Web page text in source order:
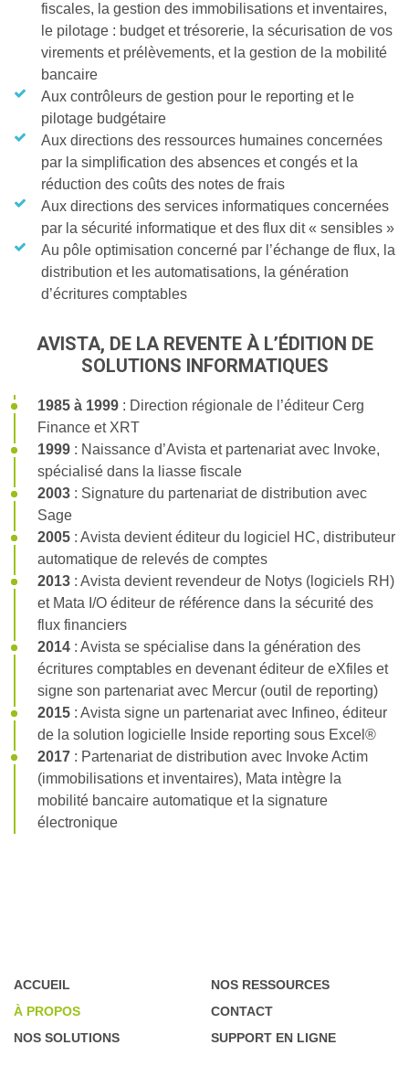
fiscales, la gestion des immobilisations et inventaires,
le pilotage : budget et trésorerie, la sécurisation de vos
virements et prélèvements, et la gestion de la mobilité
bancaire
Aux contrôleurs de gestion pour le reporting et le
pilotage budgétaire
Aux directions des ressources humaines concernées
par la simplification des absences et congés et la
réduction des coûts des notes de frais
Aux directions des services informatiques concernées
par la sécurité informatique et des flux dit « sensibles »
Au pôle optimisation concerné par l’échange de flux, la
distribution et les automatisations, la génération
d’écritures comptables
AVISTA, DE LA REVENTE À L’ÉDITION DE
SOLUTIONS INFORMATIQUES
1985 à 1999 : Direction régionale de l’éditeur Cerg
Finance et XRT
1999 : Naissance d’Avista et partenariat avec Invoke,
spécialisé dans la liasse fiscale
2003 : Signature du partenariat de distribution avec
Sage
2005 : Avista devient éditeur du logiciel HC, distributeur
automatique de relevés de comptes
2013 : Avista devient revendeur de Notys (logiciels RH)
et Mata I/O éditeur de référence dans la sécurité des
flux financiers
2014 : Avista se spécialise dans la génération des
écritures comptables en devenant éditeur de eXfiles et
signe son partenariat avec Mercur (outil de reporting)
2015 : Avista signe un partenariat avec Infineo, éditeur
de la solution logicielle Inside reporting sous Excel®
2017 : Partenariat de distribution avec Invoke Actim
(immobilisations et inventaires), Mata intègre la
mobilité bancaire automatique et la signature
électronique
ACCUEIL
À PROPOS
NOS SOLUTIONS
NOS RESSOURCES
CONTACT
SUPPORT EN LIGNE